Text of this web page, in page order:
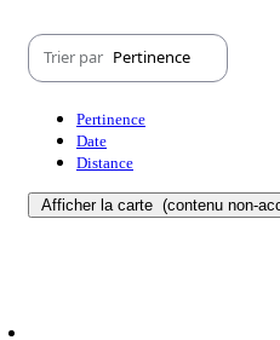
Trier par Pertinence
Pertinence
Date
Distance
Afficher la carte (contenu non-